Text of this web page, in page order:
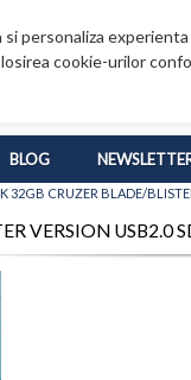
personaliza
cookie-urilor
BLOG
32GB CRUZER BLADE/
VERSION USB2.0